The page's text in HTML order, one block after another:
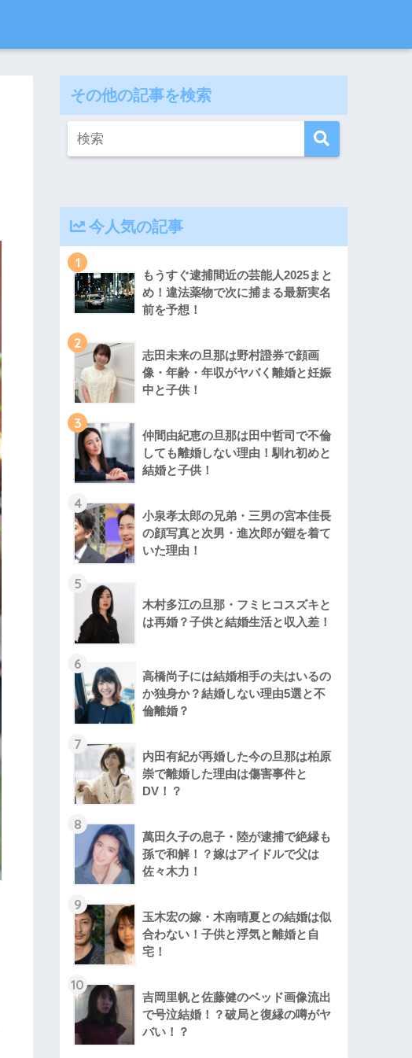
その他の記事を検索
今人気の記事
1
もうすぐ逮捕間近の芸能人2025まと
め！違法薬物で次に捕まる最新実名
前を予想！
2
志田未来の旦那は野村證券で顔画
像・年齢・年収がヤバく離婚と妊娠
中と子供！
3
仲間由紀恵の旦那は田中哲司で不倫
しても離婚しない理由！馴れ初めと
結婚と子供！
4
小泉孝太郎の兄弟・三男の宮本佳長
の顔写真と次男・進次郎が鎧を着て
いた理由！
5
木村多江の旦那・フミヒコスズキと
は再婚？子供と結婚生活と収入差！
6
高橋尚子には結婚相手の夫はいるの
か独身か？結婚しない理由5選と不
倫離婚？
7
内田有紀が再婚した今の旦那は柏原
崇で離婚した理由は傷害事件と
DV！？
8
萬田久子の息子・陸が逮捕で絶縁も
孫で和解！？嫁はアイドルで父は
佐々木力！
9
玉木宏の嫁・木南晴夏との結婚は似
合わない！子供と浮気と離婚と自
宅！
10
吉岡里帆と佐藤健のベッド画像流出
で号泣結婚！？破局と復縁の噂がヤ
バい！？